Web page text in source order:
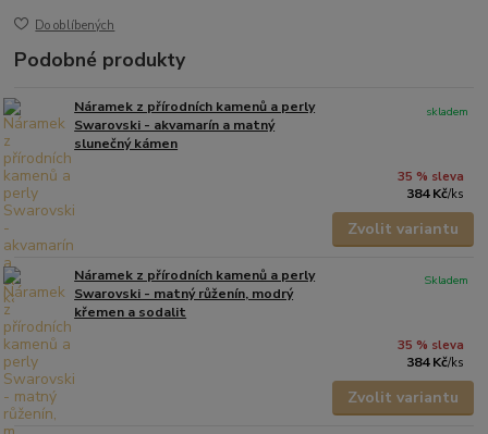
Do oblíbených
Podobné produkty
Náramek z přírodních kamenů a perly
Swarovski - akvamarín a matný
slunečný kámen
35 % sleva
384 Kč/ks
skladem
Zvolit variantu
Náramek z přírodních kamenů a perly
Swarovski - matný růženín, modrý
křemen a sodalit
35 % sleva
384 Kč/ks
Skladem
Zvolit variantu